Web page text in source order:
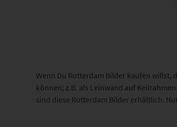
Wenn Du Rotterdam Bilder kaufen willst,
können; z.B. als Leinwand auf
sind diese Rotterdam Bilder erhältlich.